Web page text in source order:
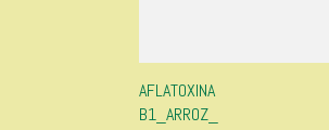
AFLATOXINA
B1_ARROZ_